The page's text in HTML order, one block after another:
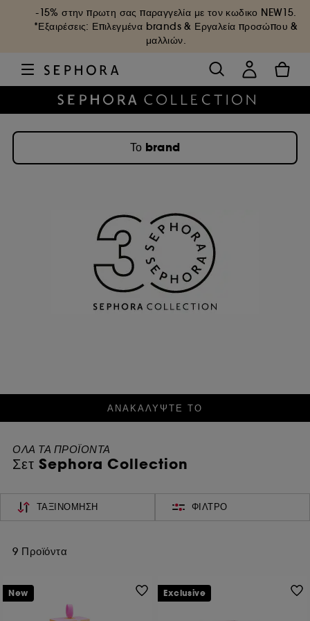
-15% στην πρωτη σας παραγγελία με τον κωδικο NEW15.
*Εξαιρέσεις: Επιλεγμένα brands & Εργαλεία προσώπου &
μαλλιών.
Το brand
ΑΝΑΚΑΛΥΨΤΕ ΤΟ​
ΟΛΑ ΤΑ ΠΡΟΪΟΝΤΑ
Σετ Sephora Collection
ΤΑΞΙΝΌΜΗΣΗ ΦΊΛΤΡΟ
9 Προϊόντα
New Exclusive